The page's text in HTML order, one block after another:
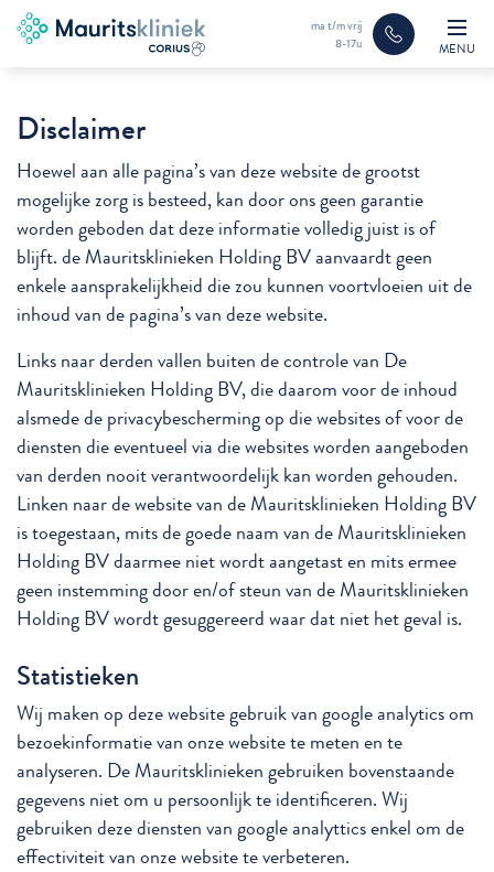
ma t/m vrij
8-17u
MENU
Disclaimer
Hoewel aan alle pagina’s van deze website de grootst
mogelijke zorg is besteed, kan door ons geen garantie
worden geboden dat deze informatie volledig juist is of
blijft. de Mauritsklinieken Holding BV aanvaardt geen
enkele aansprakelijkheid die zou kunnen voortvloeien uit de
inhoud van de pagina’s van deze website.
Links naar derden vallen buiten de controle van De
Mauritsklinieken Holding BV, die daarom voor de inhoud
alsmede de privacybescherming op die websites of voor de
diensten die eventueel via die websites worden aangeboden
van derden nooit verantwoordelijk kan worden gehouden.
Linken naar de website van de Mauritsklinieken Holding BV
is toegestaan, mits de goede naam van de Mauritsklinieken
Holding BV daarmee niet wordt aangetast en mits ermee
geen instemming door en/of steun van de Mauritsklinieken
Holding BV wordt gesuggereerd waar dat niet het geval is.
Statistieken
Wij maken op deze website gebruik van google analytics om
bezoekinformatie van onze website te meten en te
analyseren. De Mauritsklinieken gebruiken bovenstaande
gegevens niet om u persoonlijk te identificeren. Wij
gebruiken deze diensten van google analyttics enkel om de
effectiviteit van onze website te verbeteren.